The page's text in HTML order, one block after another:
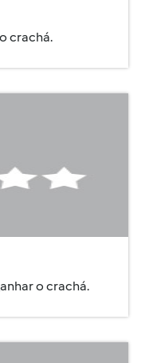
crachá.
o crachá.